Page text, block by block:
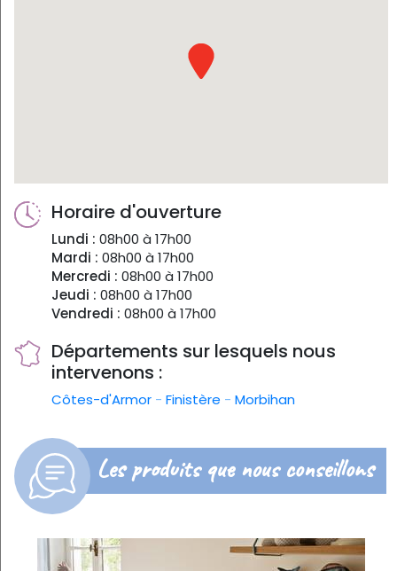
Horaire d'ouverture
Lundi : 08h00 à 17h00
Mardi : 08h00 à 17h00
Mercredi : 08h00 à 17h00
Jeudi : 08h00 à 17h00
Vendredi : 08h00 à 17h00
Départements sur lesquels nous
intervenons :
Côtes-d'Armor - Finistère - Morbihan
Les produits que nous conseillons